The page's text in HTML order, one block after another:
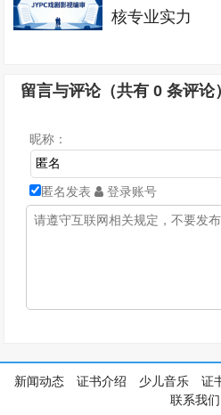
核专业实力
留言与评论（共有0 条评论
昵称：
匿名发表 登录账号
新闻动态 证书介绍 少儿音乐 证
联系我们